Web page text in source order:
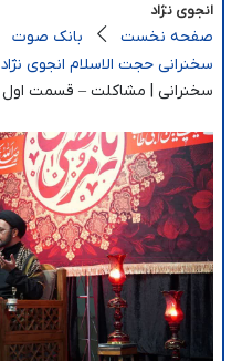
انجوی نژاد
صفحه نخست
بانک صوت
سخنرانی حجت الاسلام انجوی نژاد
سخنرانی | مشاکلت – قسمت اول